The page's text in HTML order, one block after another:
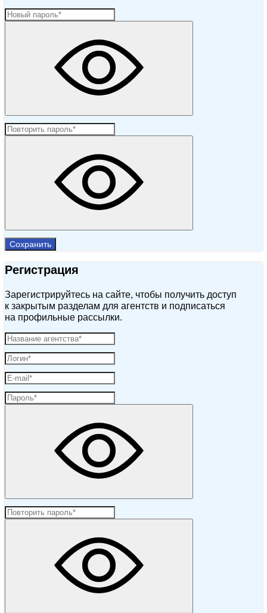
Сохранить
Регистрация
Зарегистрируйтесь на сайте, чтобы получить доступ
к закрытым разделам для агентств и подписаться
на профильные рассылки.